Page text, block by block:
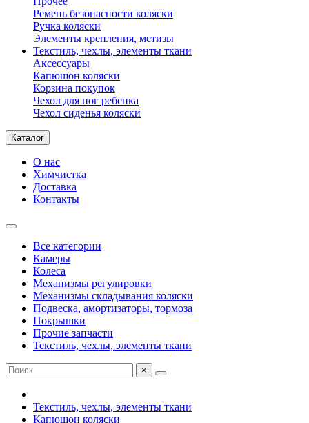
Ремень безопасности коляски
Ручка коляски
Элементы крепления, метизы
Текстиль, чехлы, элементы ткани
Аксессуары
Капюшон коляски
Корзина покупок
Чехол для ног ребенка
Чехол сиденья коляски
Каталог
О нас
Химчистка
Доставка
Контакты
Все категории
Камеры
Колеса
Механизмы регулировки
Механизмы складывания коляски
Подвеска, амортизаторы, тормоза
Покрышки
Прочие запчасти
Текстиль, чехлы, элементы ткани
×
Текстиль, чехлы, элементы ткани
Капюшон коляски